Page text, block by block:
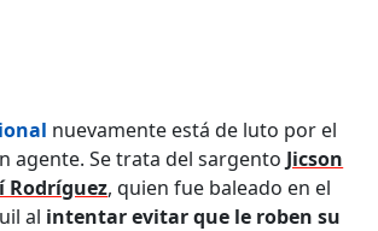
nuevamente está de luto por el
agente. Se trata del sargento Jicson
Rodríguez, quien fue baleado en el
al intentar evitar que le roben su